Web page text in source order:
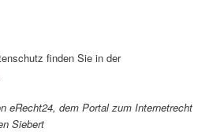
finden Sie in der
eRecht24, dem Portal zum Internetrecht
Siebert